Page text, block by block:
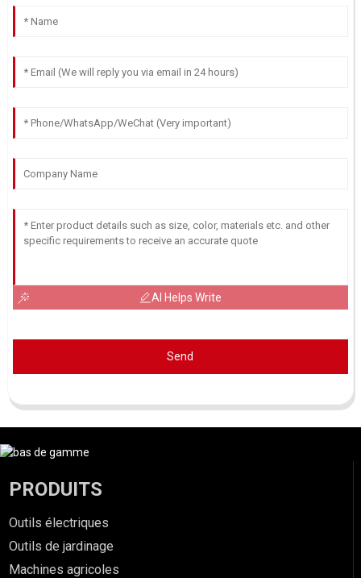
AI Helps Write
Send
PRODUITS
Outils électriques
Outils de jardinage
Machines agricoles